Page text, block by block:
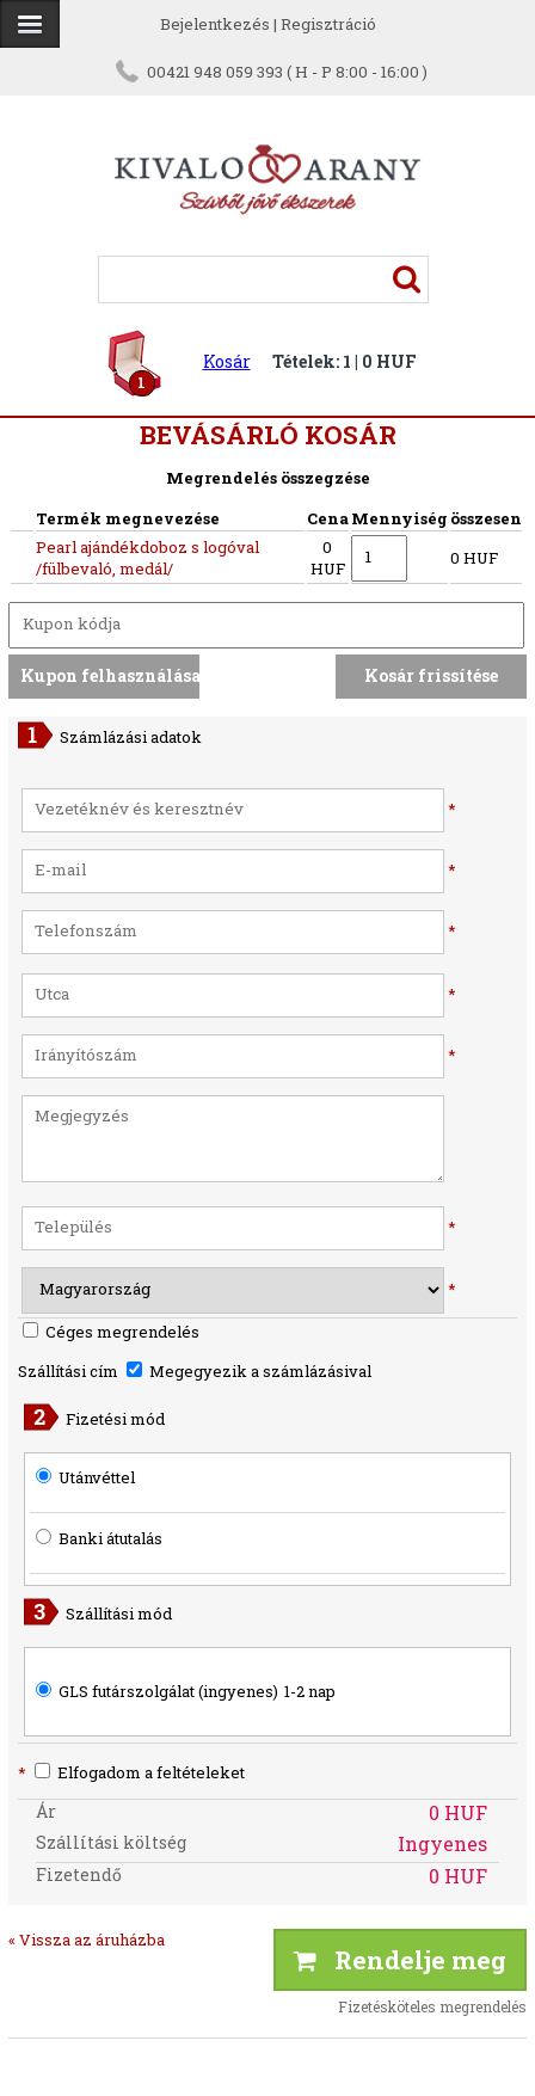
Bejelentkezés | Regisztráció
00421 948 059 393 ( H - P 8:00 - 16:00 )
1
Kosár Tételek: 1 | 0 HUF
BEVÁSÁRLÓ KOSÁR
Megrendelés összegzése
Termék megnevezése
CenaMennyiség összesen
Pearl ajándékdoboz s logóval
/fülbevaló, medál/
0
HUF
0 HUF
Számlázási adatok
*
*
*
*
*
*
*
Céges megrendelés
Szállítási cím
Megegyezik a számlázásival
Fizetési mód
Utánvéttel
Banki átutalás
Szállítási mód
GLS futárszolgálat (ingyenes) 1-2 nap
* Elfogadom a feltételeket
Ár 0 HUF
Szállítási költség Ingyenes
Fizetendő 0 HUF
« Vissza az áruházba
Rendelje meg
Fizetésköteles megrendelés